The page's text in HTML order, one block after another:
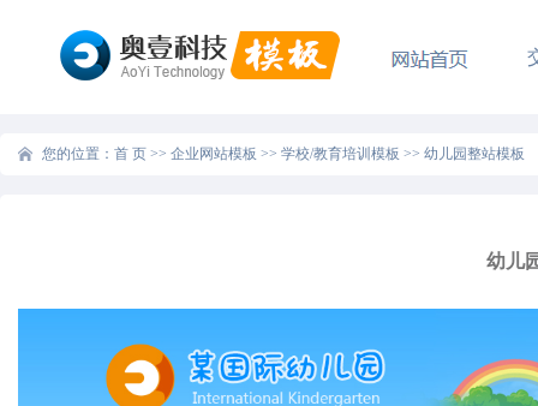
您的位置： 首 页 >> 企业网站模板 >> 学校/教育培训模板 >> 幼儿园整站模板
幼儿